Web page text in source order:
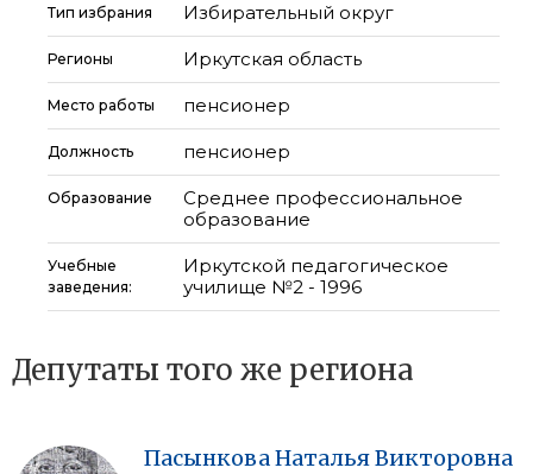
Тип избрания Избирательный округ
Регионы Иркутская область
Место работы пенсионер
Должность пенсионер
Образование
Среднее профессиональное
образование
Учебные
заведения:
Иркутской педагогическое
училище №2 - 1996
Депутаты того же региона
ПасынковаНатальяВикторовна